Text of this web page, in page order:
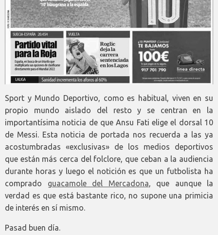
Sport y Mundo Deportivo, como es habitual, viven en su
propio mundo aislado del resto y se centran en la
importantísima noticia de que Ansu Fati elige el dorsal 10
de Messi. Esta noticia de portada nos recuerda a las ya
acostumbradas «exclusivas» de los medios deportivos
que están más cerca del folclore, que ceban a la audiencia
durante horas y luego el notición es que un futbolista ha
comprado guacamole del Mercadona, que aunque la
verdad es que está bastante rico, no supone una primicia
de interés en sí mismo.
Pasad buen día.